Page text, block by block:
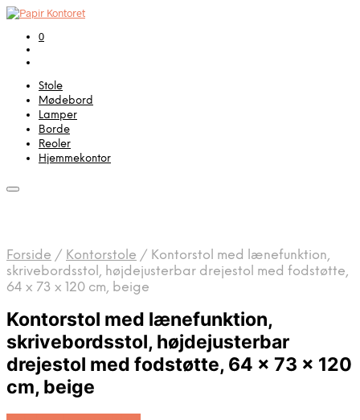
0
Stole
Mødebord
Lamper
Borde
Reoler
Hjemmekontor
Forside / Kontorstole / Kontorstol med lænefunktion,
skrivebordsstol, højdejusterbar drejestol med fodstøtte,
64 x 73 x 120 cm, beige
Kontorstol med lænefunktion,
skrivebordsstol, højdejusterbar
drejestol med fodstøtte, 64 x 73 x 120
cm, beige